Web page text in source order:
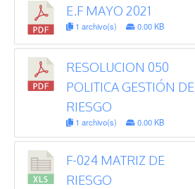
E.F MAYO 2021
1 archivo(s) 0.00 KB
RESOLUCION 050
POLITICA GESTIÓN DE
RIESGO
1 archivo(s) 0.00 KB
F-024 MATRIZ DE
RIESGO